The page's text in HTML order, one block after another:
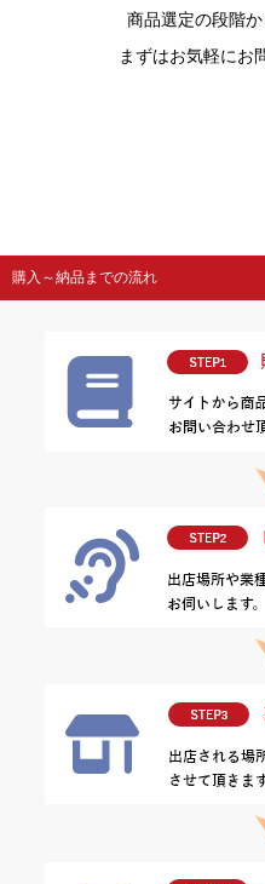
商品選定の段階か
まずはお気軽にお
購入～納品までの流れ